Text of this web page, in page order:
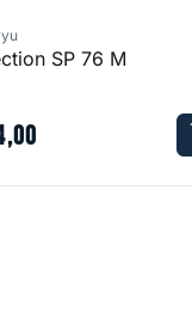
SP 76 M
,00